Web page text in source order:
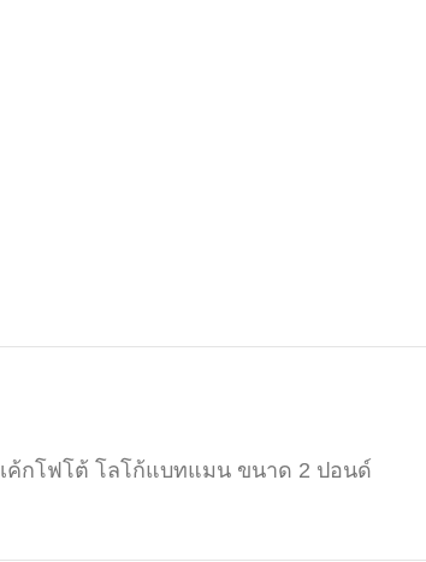
เค้กโฟโต้ โลโก้แบทแมน ขนาด 2 ปอนด์